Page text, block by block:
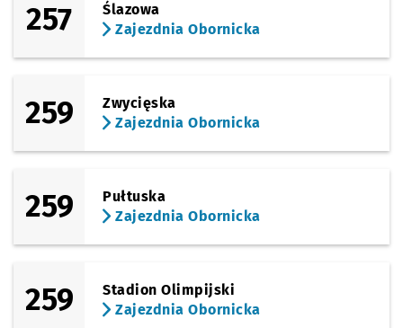
257
Ślazowa
Zajezdnia Obornicka
259
Zwycięska
Zajezdnia Obornicka
259
Pułtuska
Zajezdnia Obornicka
259
Stadion Olimpijski
Zajezdnia Obornicka